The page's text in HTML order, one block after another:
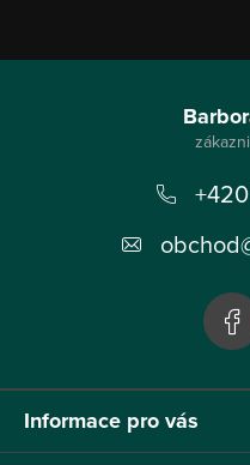
Informace pro vás
obchod